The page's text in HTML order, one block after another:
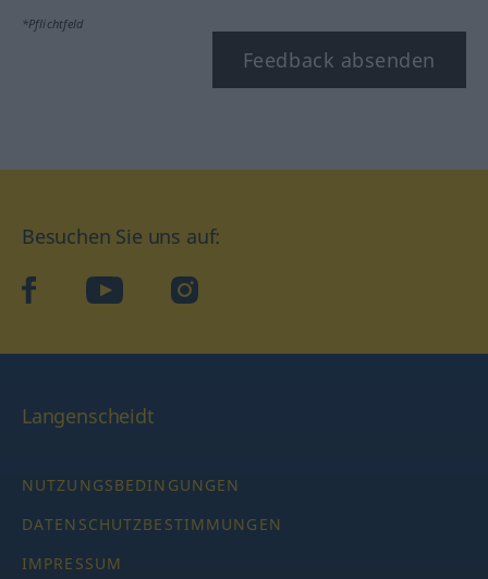
*Pflichtfeld
Feedback absenden
Besuchen Sie uns auf:
facebookYouTube Instagram
Langenscheidt
NUTZUNGSBEDINGUNGEN
DATENSCHUTZBESTIMMUNGEN
IMPRESSUM